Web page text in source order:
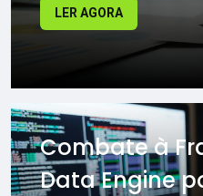
LER AGORA
Combate à
Data Engine